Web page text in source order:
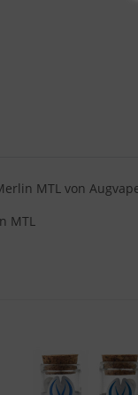
MTL von
MTL